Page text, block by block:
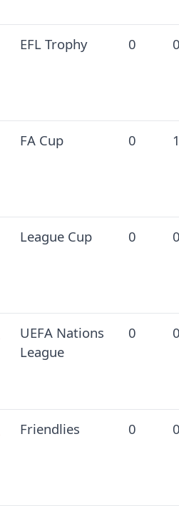
EFL Trophy 0
FA Cup 0
League Cup 0
UEFA Nations
League
0
Friendlies 0